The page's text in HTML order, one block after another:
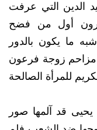
الدين التي عرفت
أول من فضح
ما يكون بالدور
مزاحم زوجة فرعون
للمرأة الصالحة
قد آلمها صور